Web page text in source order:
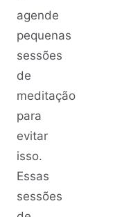
agende
pequenas
sessões
de
meditação
para
evitar
isso.
Essas
sessões